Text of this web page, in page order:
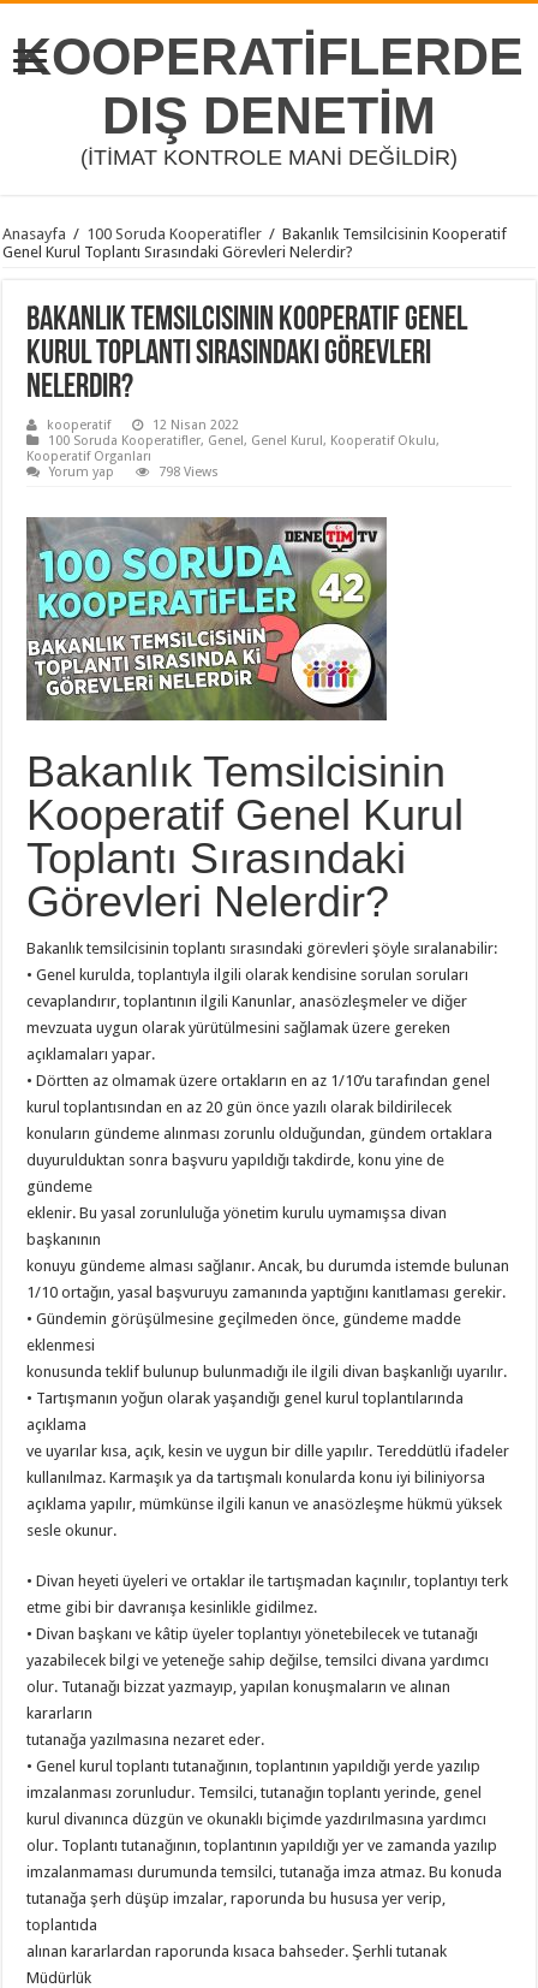
KOOPERATİFLERDE
DIŞ DENETİM
(İTİMAT KONTROLE MANİ DEĞİLDİR)
Anasayfa / 100 Soruda Kooperatifler / Bakanlık Temsilcisinin Kooperatif
Genel Kurul Toplantı Sırasındaki Görevleri Nelerdir?
Bakanlık Temsilcisinin Kooperatif Genel
Kurul Toplantı Sırasındaki Görevleri
Nelerdir?
kooperatif
12 Nisan 2022
100 Soruda Kooperatifler, Genel, Genel Kurul, Kooperatif Okulu,
Kooperatif Organları
Yorum yap
798 Views
Bakanlık Temsilcisinin
Kooperatif Genel Kurul
Toplantı Sırasındaki
Görevleri Nelerdir?
Bakanlık temsilcisinin toplantı sırasındaki görevleri şöyle sıralanabilir:
• Genel kurulda, toplantıyla ilgili olarak kendisine sorulan soruları
cevaplandırır, toplantının ilgili Kanunlar, anasözleşmeler ve diğer
mevzuata uygun olarak yürütülmesini sağlamak üzere gereken
açıklamaları yapar.
• Dörtten az olmamak üzere ortakların en az 1/10’u tarafından genel
kurul toplantısından en az 20 gün önce yazılı olarak bildirilecek
konuların gündeme alınması zorunlu olduğundan, gündem ortaklara
duyurulduktan sonra başvuru yapıldığı takdirde, konu yine de
gündeme
eklenir. Bu yasal zorunluluğa yönetim kurulu uymamışsa divan
başkanının
konuyu gündeme alması sağlanır. Ancak, bu durumda istemde bulunan
1/10 ortağın, yasal başvuruyu zamanında yaptığını kanıtlaması gerekir.
• Gündemin görüşülmesine geçilmeden önce, gündeme madde
eklenmesi
konusunda teklif bulunup bulunmadığı ile ilgili divan başkanlığı uyarılır.
• Tartışmanın yoğun olarak yaşandığı genel kurul toplantılarında
açıklama
ve uyarılar kısa, açık, kesin ve uygun bir dille yapılır. Tereddütlü ifadeler
kullanılmaz. Karmaşık ya da tartışmalı konularda konu iyi biliniyorsa
açıklama yapılır, mümkünse ilgili kanun ve anasözleşme hükmü yüksek
sesle okunur.
• Divan heyeti üyeleri ve ortaklar ile tartışmadan kaçınılır, toplantıyı terk
etme gibi bir davranışa kesinlikle gidilmez.
• Divan başkanı ve kâtip üyeler toplantıyı yönetebilecek ve tutanağı
yazabilecek bilgi ve yeteneğe sahip değilse, temsilci divana yardımcı
olur. Tutanağı bizzat yazmayıp, yapılan konuşmaların ve alınan
kararların
tutanağa yazılmasına nezaret eder.
• Genel kurul toplantı tutanağının, toplantının yapıldığı yerde yazılıp
imzalanması zorunludur. Temsilci, tutanağın toplantı yerinde, genel
kurul divanınca düzgün ve okunaklı biçimde yazdırılmasına yardımcı
olur. Toplantı tutanağının, toplantının yapıldığı yer ve zamanda yazılıp
imzalanmaması durumunda temsilci, tutanağa imza atmaz. Bu konuda
tutanağa şerh düşüp imzalar, raporunda bu hususa yer verip,
toplantıda
alınan kararlardan raporunda kısaca bahseder. Şerhli tutanak
Müdürlük